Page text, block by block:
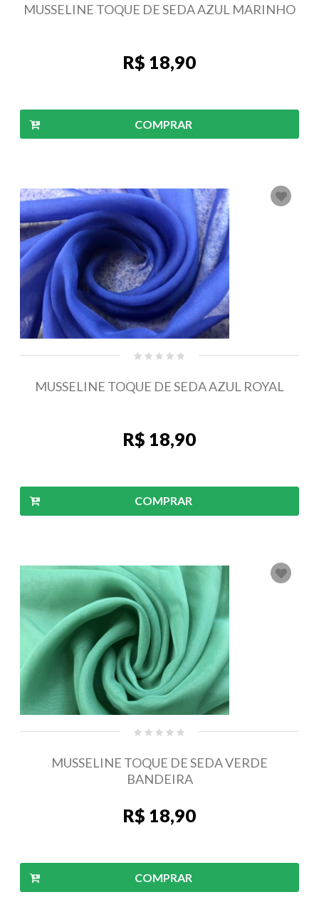
MUSSELINE TOQUE DE SEDA AZUL MARINHO
R$ 18,90
COMPRAR
MUSSELINE TOQUE DE SEDA AZUL ROYAL
R$ 18,90
COMPRAR
MUSSELINE TOQUE DE SEDA VERDE
BANDEIRA
R$ 18,90
COMPRAR